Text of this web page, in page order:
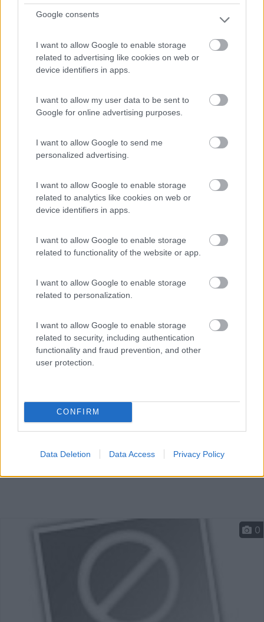
Google consents
I want to allow Google to enable storage
related to advertising like cookies on web or
device identifiers in apps.
I want to allow my user data to be sent to
Google for online advertising purposes.
I want to allow Google to send me
personalized advertising.
I want to allow Google to enable storage
related to analytics like cookies on web or
device identifiers in apps.
I want to allow Google to enable storage
related to functionality of the website or app.
I want to allow Google to enable storage
related to personalization.
I want to allow Google to enable storage
related to security, including authentication
functionality and fraud prevention, and other
user protection.
CONFIRM
Data Deletion Data Access Privacy Policy
Camping Velino
8,7
Servizi / Posizione
Tagliacozzo (AQ) - 37.6km
Via Tiburtina Valeria al km 100
0